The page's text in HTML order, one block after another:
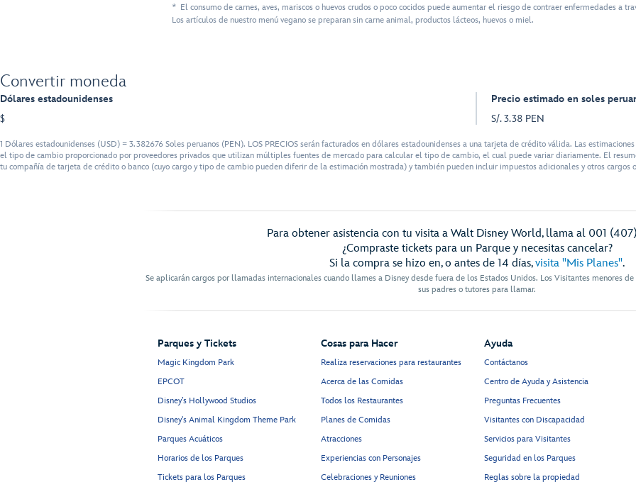
* El consumo de carnes, aves, mariscos o huevos crudos o poco cocidos puede aumentar el riesgo de contraer enfermedades a
Los artículos de nuestro menú vegano se preparan sin carne animal, productos lácteos, huevos o miel.
Convertir moneda
Dólares estadounidenses
$
Precio estimado en soles
S/. 3.38 PEN
1 Dólares estadounidenses (USD) = 3.382676 Soles peruanos (PEN). LOS PRECIOS serán facturados en dólares estadounidenses a una tarjeta de crédito válida. Las
el tipo de cambio proporcionado por proveedores privados que utilizan múltiples fuentes de mercado para calcular el tipo de cambio, el cual puede variar diariamente. El
tu compañía de tarjeta de crédito o banco (cuyo cargo y tipo de cambio pueden diferir de la estimación mostrada) y también pueden incluir impuestos adicionales y otros
Para obtener asistencia con tu visita a Walt Disney World, llama al 001
¿Compraste tickets para un Parque y necesitas cancelar?
Si la compra se hizo en, o antes de 14 días,visita "Mis Planes".
Se aplicarán cargos por llamadas internacionales cuando llames a Disney desde fuera de los Estados Unidos. Los Visitantes menores
sus padres o tutores para llamar.
Parques y Tickets
Magic Kingdom Park
EPCOT
Disney’s Hollywood Studios
Disney's Animal Kingdom Theme Park
Parques Acuáticos
Horarios de los Parques
Tickets para los Parques
Cosas para Hacer
Realiza reservaciones para restaurantes
Acerca de las Comidas
Todos los Restaurantes
Planes de Comidas
Atracciones
Experiencias con Personajes
Celebraciones y Reuniones
Ayuda
Contáctanos
Centro de Ayuda y Asistencia
Preguntas Frecuentes
Visitantes con Discapacidad
Servicios para Visitantes
Seguridad en los Parques
Reglas sobre la propiedad